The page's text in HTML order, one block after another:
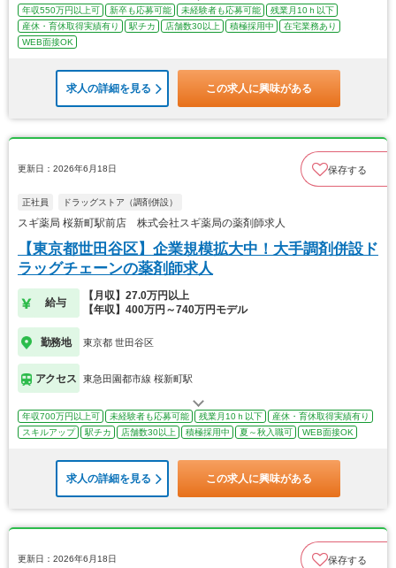
年収550万円以上可 新卒も応募可能 未経験者も応募可能
残業月10ｈ以下
産休・育休取得実績有り
駅チカ 店舗数30以上 積極採用中
在宅業務あり
WEB面接OK
求人の詳細を見る この求人に興味がある
更新日：2026年6月18日 保存する
正社員 ドラッグストア（調剤併設）
スギ薬局 桜新町駅前店 株式会社スギ薬局の薬剤師求人
【東京都世田谷区】企業規模拡大中！大手調剤併設ド
ラッグチェーンの薬剤師求人
給与
【月収】27.0万円以上
【年収】400万円～740万円モデル
勤務地 東京都 世田谷区
アクセス 東急田園都市線 桜新町駅
年収700万円以上可 未経験者も応募可能 残業月10ｈ以下
産休・育休取得実績有り
スキルアップ
駅チカ 店舗数30以上 積極採用中 夏～秋入職可 WEB面接OK
求人の詳細を見る この求人に興味がある
更新日：2026年6月18日 保存する